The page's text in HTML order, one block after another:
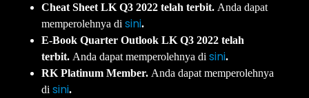
Cheat Sheet LK Q3 2022 telah terbit. Anda dapat
memperolehnya di sini.
E-Book Quarter Outlook LK Q3 2022 telah
terbit. Anda dapat memperolehnya di sini.
RK Platinum Member. Anda dapat memperolehnya
di sini.